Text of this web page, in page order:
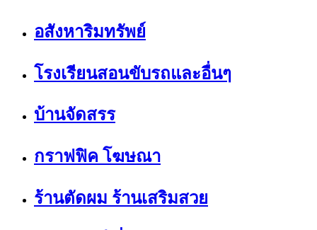
อสังหาริมทรัพย์
โรงเรียนสอนขับรถและอื่นๆ
บ้านจัดสรร
กราฟฟิค โฆษณา
ร้านตัดผม ร้านเสริมสวย